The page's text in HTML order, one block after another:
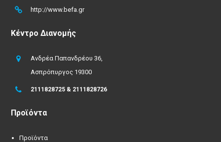
http://www.befa.gr
Κέντρο Διανομής
Ανδρέα Παπανδρέου 36,
Ασπρόπυργος 19300
2111828725 & 2111828726
Προϊόντα
Προϊόντα